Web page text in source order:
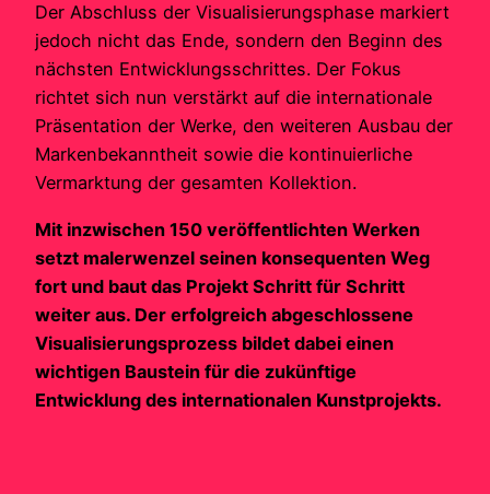
Der Abschluss der Visualisierungsphase markiert
jedoch nicht das Ende, sondern den Beginn des
nächsten Entwicklungsschrittes. Der Fokus
richtet sich nun verstärkt auf die internationale
Präsentation der Werke, den weiteren Ausbau der
Markenbekanntheit sowie die kontinuierliche
Vermarktung der gesamten Kollektion.
Mit inzwischen 150 veröffentlichten Werken
setzt malerwenzel seinen konsequenten Weg
fort und baut das Projekt Schritt für Schritt
weiter aus. Der erfolgreich abgeschlossene
Visualisierungsprozess bildet dabei einen
wichtigen Baustein für die zukünftige
Entwicklung des internationalen Kunstprojekts.